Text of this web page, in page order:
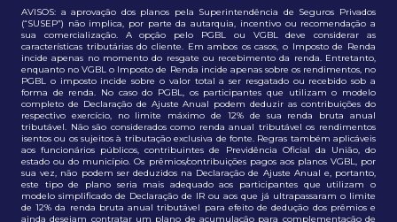
AVISOS: a aprovação dos planos pela Superintendência de Seguros Privados
(“SUSEP”) não implica, por parte da autarquia, incentivo ou recomendação a
sua comercialização. A opção pelo PGBL ou VGBL deve considerar as
características tributárias do cliente. Em ambos os casos, o Imposto de Renda
incide apenas no momento do resgate ou recebimento da renda. Entretanto,
enquanto no VGBL o Imposto de Renda incide apenas sobre os rendimentos, no
PGBL o imposto incide sobre o valor total a ser resgatado ou recebido sob a
forma de renda. No caso do PGBL, os participantes que utilizam o modelo
completo de Declaração de Ajuste Anual podem deduzir as contribuições do
respectivo exercício, no limite máximo de 12% de sua renda bruta anual
tributável. Não são considerados como renda anual tributável os rendimentos
isentos ou os sujeitos à tributação exclusiva de fonte. Regras também aplicáveis
aos funcionários públicos, contribuintes de Previdência Oficial da União, do
estado ou do município. Os prêmios/contribuições pagos aos planos VGBL, por
sua vez, não podem ser deduzidos na Declaração de Ajuste Anual e, portanto,
este tipo de plano seria mais adequado aos participantes que utilizam o
modelo simplificado de Declaração de IR ou aos que já ultrapassaram o limite
de 12% da renda bruta anual tributável para efeito de dedução dos prêmios e
ainda desejam contratar um plano de acumulação para complementação de